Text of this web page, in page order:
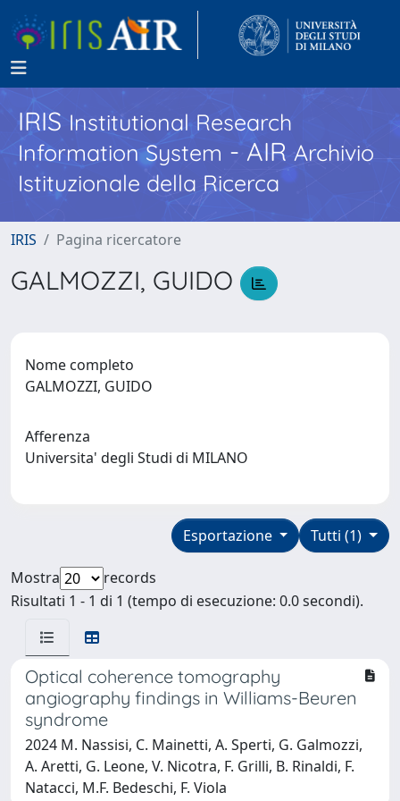
IRISInstitutional Research
Information System - AIR Archivio
Istituzionale della Ricerca
IRIS Pagina ricercatore
GALMOZZI, GUIDO
Nome completo
GALMOZZI, GUIDO
Afferenza
Universita' degli Studi di MILANO
Tutti (1)
Esportazione
Mostra
records
Risultati 1 - 1 di 1 (tempo di esecuzione: 0.0 secondi).
Optical coherence tomography
angiography findings in Williams-Beuren
syndrome
2024 M. Nassisi, C. Mainetti, A. Sperti, G. Galmozzi,
A. Aretti, G. Leone, V. Nicotra, F. Grilli, B. Rinaldi, F.
Natacci, M.F. Bedeschi, F. Viola